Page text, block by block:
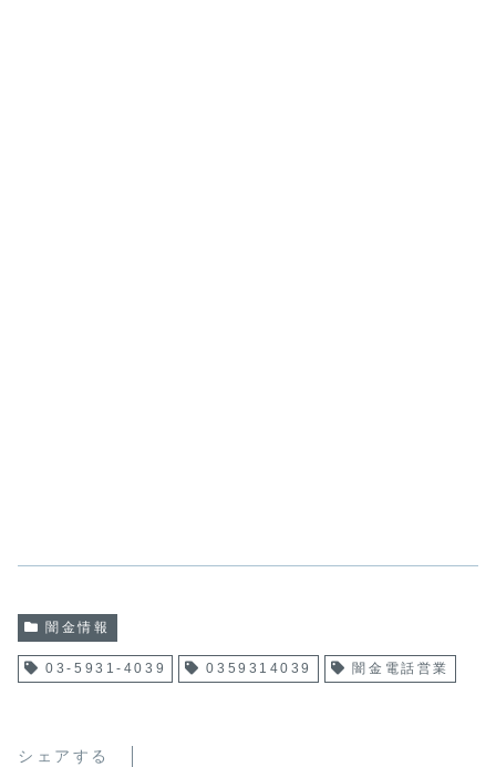
闇金情報
03-5931-4039 0359314039 闇金電話営業
シェアする